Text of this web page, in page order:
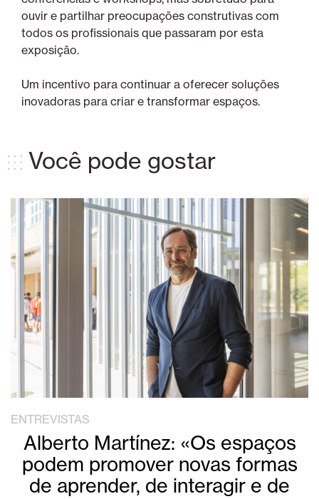
ouvir e partilhar preocupações construtivas com
todos os profissionais que passaram por esta
exposição.
Um incentivo para continuar a oferecer soluções
inovadoras para criar e transformar espaços.
Você pode gostar
ENTREVISTAS
Alberto Martínez: «Os espaços
podem promover novas formas
de aprender, de interagir e de